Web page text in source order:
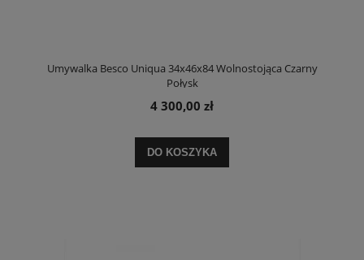
Umywalka Besco Uniqua 34x46x84 Wolnostojąca Czarny
Połysk
4 300,00 zł
DO KOSZYKA